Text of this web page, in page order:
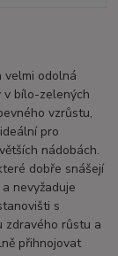
velmi odolná
v bílo-zelených
vzrůstu,
pro
nádobách.
dobře snášejí
nevyžaduje
s
zdravého růstu a
přihnojovat